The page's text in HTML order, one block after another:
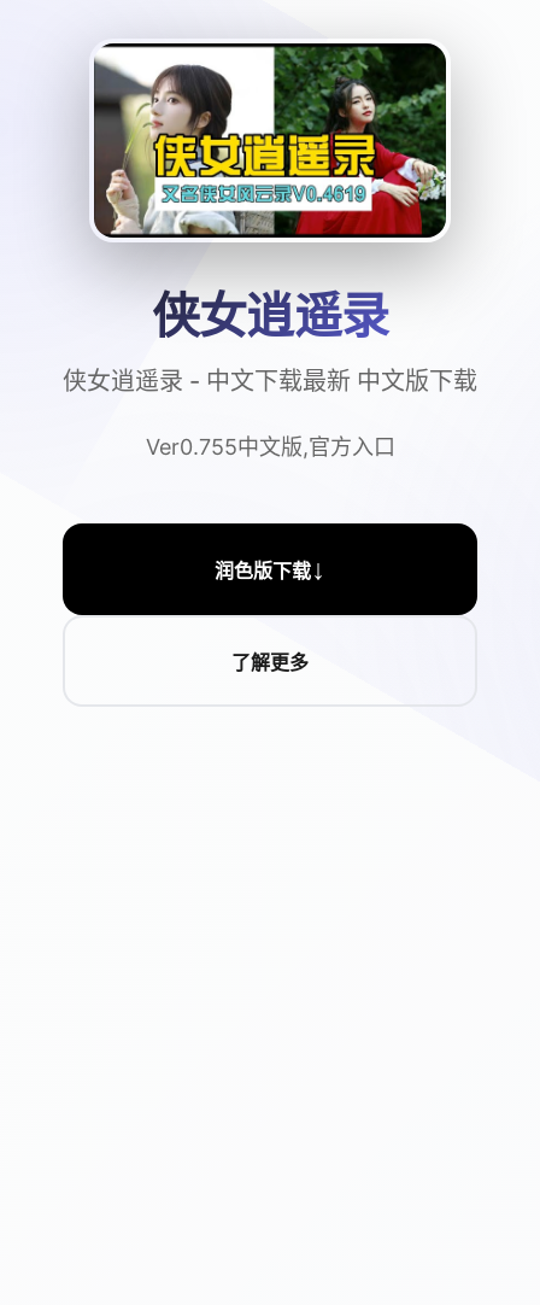
侠女逍遥录
侠女逍遥录 - 中文下载最新 中文版下载
Ver0.755中文版,官方入口
润色版下载↓
了解更多